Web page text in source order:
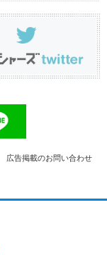
広告掲載のお問い合わせ